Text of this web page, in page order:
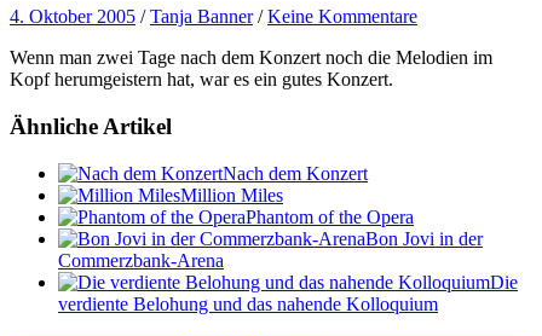
4. Oktober 2005 /Tanja Banner /Keine Kommentare
Wenn man zwei Tage nach dem Konzert noch die Melodien im
Kopf herumgeistern hat, war es ein gutes Konzert.
Ähnliche Artikel
Nach dem Konzert
Million Miles
Phantom of the Opera
Bon Jovi in der
Commerzbank-Arena
Die
verdiente Belohung und das nahende Kolloquium